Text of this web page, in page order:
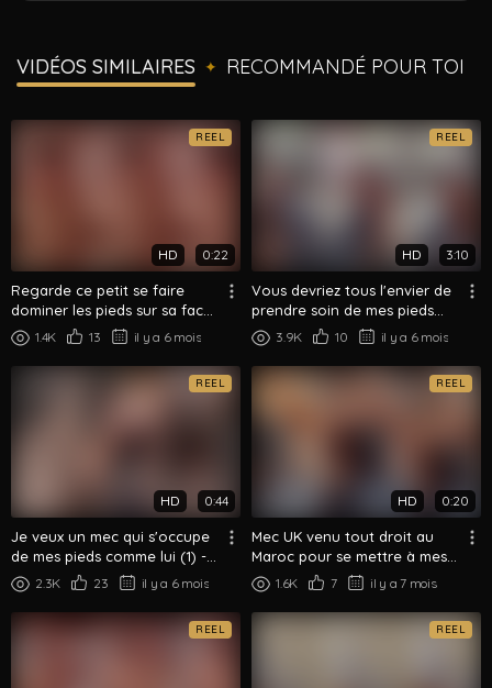
VIDÉOS SIMILAIRES ✦ RECOMMANDÉ POUR TOI
REEL
HD 0:22
Regarde ce petit se faire
dominer les pieds sur sa face
(1) - arab alpha
1.4K 13 il y a 6 mois
REEL
HD 3:10
Vous devriez tous l'envier de
prendre soin de mes pieds
comme ça - alpha arabe
3.9K 10 il y a 6 mois
REEL
HD 0:44
Je veux un mec qui s'occupe
de mes pieds comme lui (1) -
Arab Alpha
2.3K 23 il y a 6 mois
REEL
HD 0:20
Mec UK venu tout droit au
Maroc pour se mettre à mes
pieds - Arab alpha
1.6K 7 il y a 7 mois
REEL REEL